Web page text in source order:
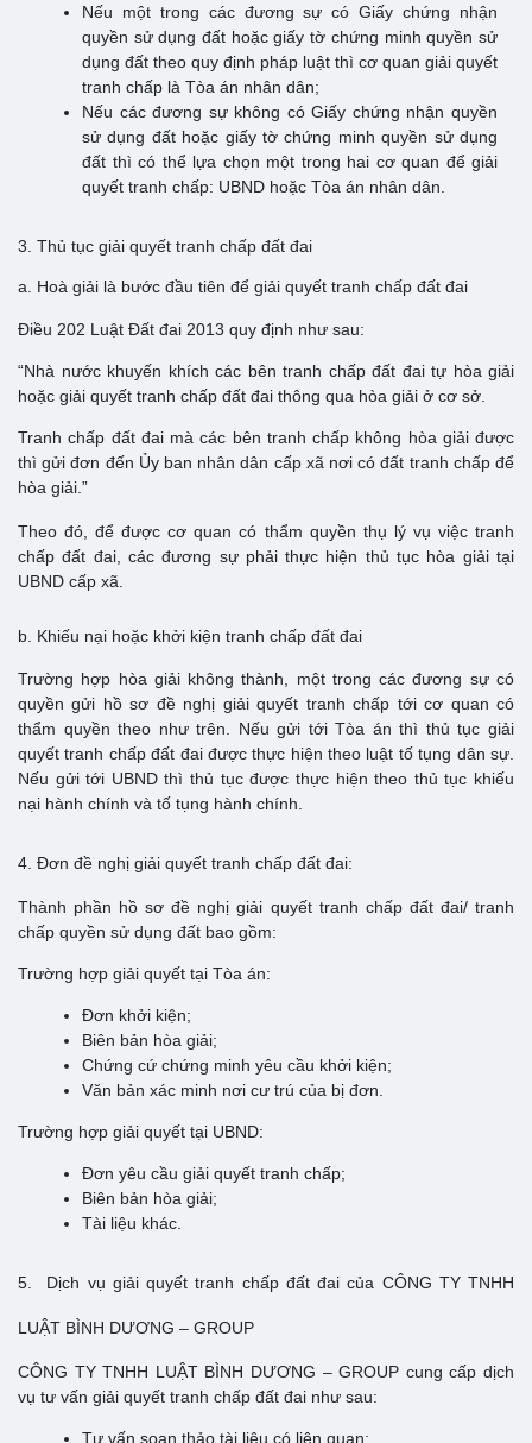
Nếu một trong các đương sự có Giấy chứng nhận
quyền sử dụng đất hoặc giấy tờ chứng minh quyền sử
dụng đất theo quy định pháp luật thì cơ quan giải quyết
tranh chấp là Tòa án nhân dân;
Nếu các đương sự không có Giấy chứng nhận quyền
sử dụng đất hoặc giấy tờ chứng minh quyền sử dụng
đất thì có thể lựa chọn một trong hai cơ quan để giải
quyết tranh chấp: UBND hoặc Tòa án nhân dân.
3. Thủ tục giải quyết tranh chấp đất đai
a. Hoà giải là bước đầu tiên để giải quyết tranh chấp đất đai
Điều 202 Luật Đất đai 2013 quy định như sau:
“Nhà nước khuyến khích các bên tranh chấp đất đai tự hòa giải
hoặc giải quyết tranh chấp đất đai thông qua hòa giải ở cơ sở.
Tranh chấp đất đai mà các bên tranh chấp không hòa giải được
thì gửi đơn đến Ủy ban nhân dân cấp xã nơi có đất tranh chấp để
hòa giải.”
Theo đó, để được cơ quan có thẩm quyền thụ lý vụ việc tranh
chấp đất đai, các đương sự phải thực hiện thủ tục hòa giải tại
UBND cấp xã.
b. Khiếu nại hoặc khởi kiện tranh chấp đất đai
Trường hợp hòa giải không thành, một trong các đương sự có
quyền gửi hồ sơ đề nghị giải quyết tranh chấp tới cơ quan có
thẩm quyền theo như trên. Nếu gửi tới Tòa án thì thủ tục giải
quyết tranh chấp đất đai được thực hiện theo luật tố tụng dân sự.
Nếu gửi tới UBND thì thủ tục được thực hiện theo thủ tục khiếu
nại hành chính và tố tụng hành chính.
4. Đơn đề nghị giải quyết tranh chấp đất đai:
Thành phần hồ sơ đề nghị giải quyết tranh chấp đất đai/ tranh
chấp quyền sử dụng đất bao gồm:
Trường hợp giải quyết tại Tòa án:
Đơn khởi kiện;
Biên bản hòa giải;
Chứng cứ chứng minh yêu cầu khởi kiện;
Văn bản xác minh nơi cư trú của bị đơn.
Trường hợp giải quyết tại UBND:
Đơn yêu cầu giải quyết tranh chấp;
Biên bản hòa giải;
Tài liệu khác.
5. Dịch vụ giải quyết tranh chấp đất đai của CÔNG TY TNHH
LUẬT BÌNH DƯƠNG – GROUP
CÔNG TY TNHH LUẬT BÌNH DƯƠNG – GROUP cung cấp dịch
vụ tư vấn giải quyết tranh chấp đất đai như sau:
Tư vấn soạn thảo tài liệu có liên quan;